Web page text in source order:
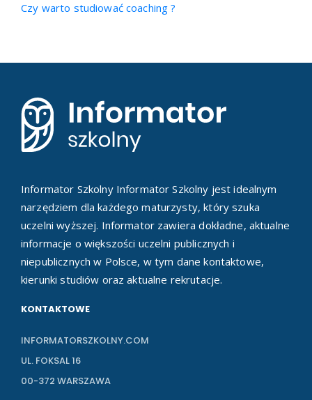
Czy warto studiować coaching ?
Informator Szkolny Informator Szkolny jest idealnym
narzędziem dla każdego maturzysty, który szuka
uczelni wyższej. Informator zawiera dokładne, aktualne
informacje o większości uczelni publicznych i
niepublicznych w Polsce, w tym dane kontaktowe,
kierunki studiów oraz aktualne rekrutacje.
KONTAKTOWE
INFORMATORSZKOLNY.COM
UL. FOKSAL 16
00-372 WARSZAWA